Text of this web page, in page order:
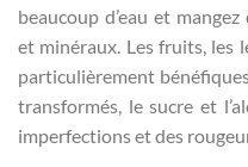
beaucoup d’eau et
et minéraux. Les fruits, les
particulièrement
transformés, le sucre et
imperfections et des